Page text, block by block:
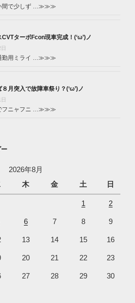
で少しず … ≫≫≫
CVTターボFcon現車完成！(‘ω’)ノ
用ミライ … ≫≫≫
月突入で故障車祭り？(‘ω’)ノ
ニャフニ … ≫≫≫
2026年8月
木 金 土 日
1 2
6 7 8 9
13 14 15 16
20 21 22 23
27 28 29 30